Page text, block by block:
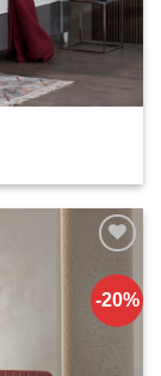
-20%
Добавяне
към
списъка с
харесани